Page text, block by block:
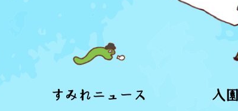
すみれニュース 入